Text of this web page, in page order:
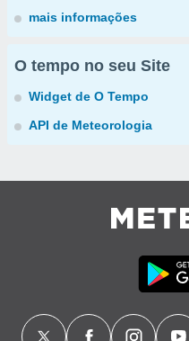
mais informações
O tempo no seu Site
Widget de O Tempo
API de Meteorologia